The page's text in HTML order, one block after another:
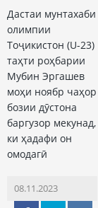
Дастаи мунтахаби
олимпии
Тоҷикистон (U-23)
таҳти роҳбарии
Мубин Эргашев
моҳи ноябр чаҳор
бозии дӯстона
баргузор мекунад,
ки ҳадафи он
омодагӣ
08.11.2023